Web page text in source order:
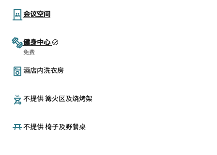
会议空间
健身中心
免费
酒店内洗衣房
不提供 篝火区及烧烤架
不提供 椅子及野餐桌